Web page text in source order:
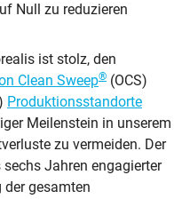
Null zu reduzieren
ist stolz, den
Clean Sweep® (OCS)
Produktionsstandorte
Meilenstein in unserem
zu vermeiden. Der
Jahren engagierter
gesamten